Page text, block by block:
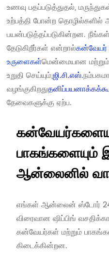
உணவு பதப்படுத்துதல்,
உற்பத்தி போன்ற தொழில்களில்
பயன்படுத்தப்படுகின்றன.
தேடுகிறீர்கள் என்றால்
உருளைகள்மென்மையான
உறுதி செய்யும்,ஜி.சி.எஸ்.
வழங்குகிறது
தேவைகளுக்கு ஏற்ப.
பாகங்களையும்
ஆன்லைனில்
எங்கள் ஆன்லைன் ஸ்டோர் 24/
விரைவான ஷிப்பிங்
கன்வேயர்கள் மற்றும்
கிடைக்கின்றன.